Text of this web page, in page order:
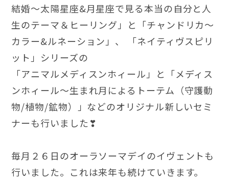
結婚～太陽星座&月星座で見る本当の自分と人
生のテーマ＆ヒーリング」と「チャンドリカ〜
カラー&ルネーション」、 「ネイティヴスピリ
ット」シリーズの
「アニマルメディスンホィール」と「メディス
ンホィール〜生まれ月によるトーテム（守護動
物/植物/鉱物）」などのオリジナル新しいセミ
ナーも行いました❣
毎月２６日のオーラソーマデイのイヴェントも
行いました。これは来年も続けていきます。